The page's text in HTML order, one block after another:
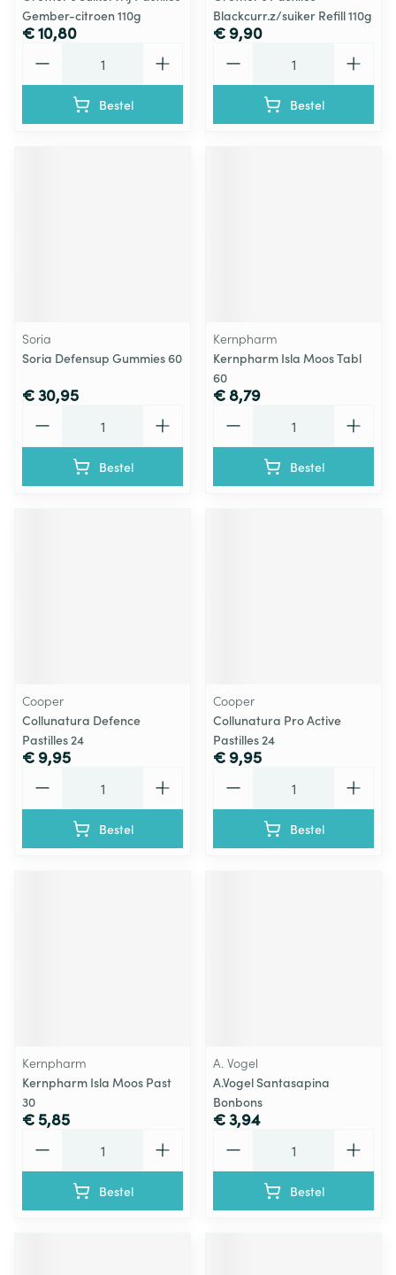
Gember-citroen 110g
€ 10,80
Bestel
Blackcurr.z/suiker Refill 110g
€ 9,90
Bestel
Soria
Soria Defensup Gummies 60
€ 30,95
Bestel
Kernpharm
Kernpharm Isla Moos Tabl
60
€ 8,79
Bestel
Cooper
Collunatura Defence
Pastilles 24
€ 9,95
Bestel
Cooper
Collunatura Pro Active
Pastilles 24
€ 9,95
Bestel
Kernpharm
Kernpharm Isla Moos Past
30
€ 5,85
Bestel
A. Vogel
A.Vogel Santasapina
Bonbons
€ 3,94
Bestel